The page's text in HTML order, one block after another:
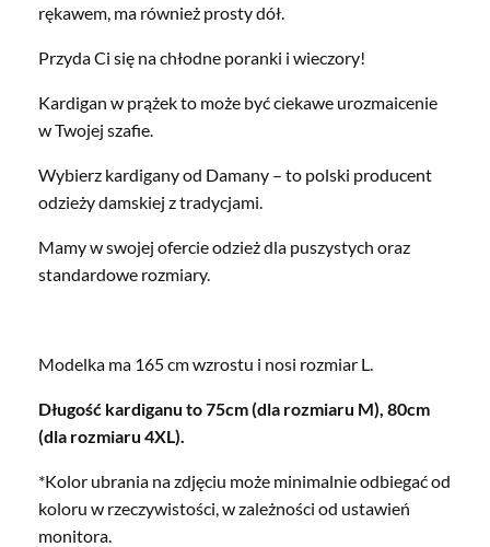
rękawem, ma również prosty dół.
Przyda Ci się na chłodne poranki i wieczory!
Kardigan w prążek to może być ciekawe urozmaicenie
w Twojej szafie.
Wybierz kardigany od Damany – to polski producent
odzieży damskiej z tradycjami.
Mamy w swojej ofercie odzież dla puszystych oraz
standardowe rozmiary.
Modelka ma 165 cm wzrostu i nosi rozmiar L.
Długość kardiganu to 75cm (dla rozmiaru M), 80cm
(dla rozmiaru 4XL).
*Kolor ubrania na zdjęciu może minimalnie odbiegać od
koloru w rzeczywistości, w zależności od ustawień
monitora.